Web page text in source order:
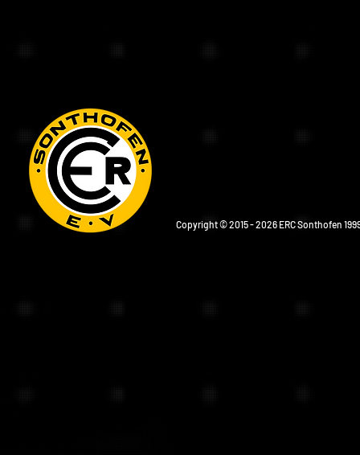
Copyright © 2015 - 2026 ERC Sonthofen